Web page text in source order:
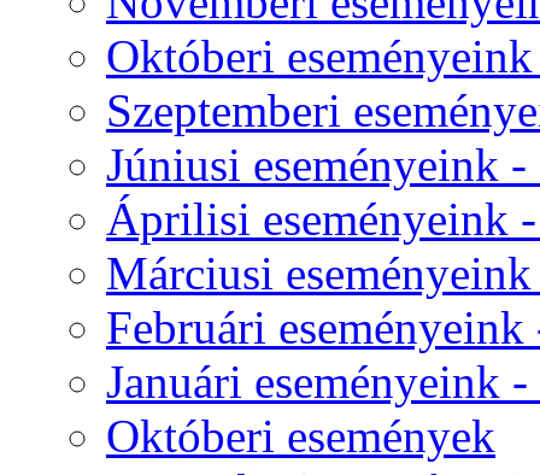
Októberi
Szeptemberi
Júniusi eseményeink
Áprilisi eseményeink
Márciusi
Februári
Januári eseményeink
Októberi események